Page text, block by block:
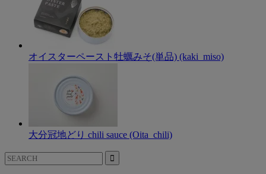
オイスターペースト牡蠣みそ(単品) (kaki_miso)
大分冠地どり chili sauce (Oita_chili)